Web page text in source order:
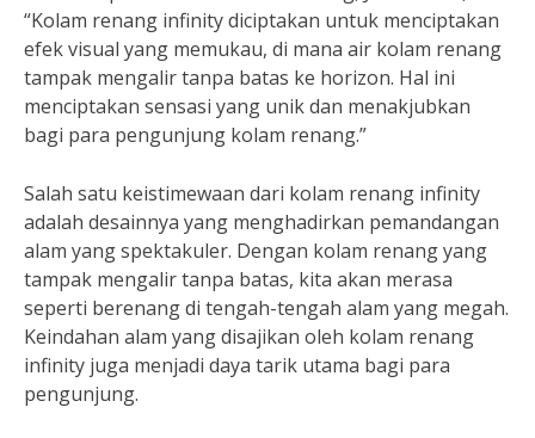
“Kolam renang infinity diciptakan untuk menciptakan
efek visual yang memukau, di mana air kolam renang
tampak mengalir tanpa batas ke horizon. Hal ini
menciptakan sensasi yang unik dan menakjubkan
bagi para pengunjung kolam renang.”
Salah satu keistimewaan dari kolam renang infinity
adalah desainnya yang menghadirkan pemandangan
alam yang spektakuler. Dengan kolam renang yang
tampak mengalir tanpa batas, kita akan merasa
seperti berenang di tengah-tengah alam yang megah.
Keindahan alam yang disajikan oleh kolam renang
infinity juga menjadi daya tarik utama bagi para
pengunjung.